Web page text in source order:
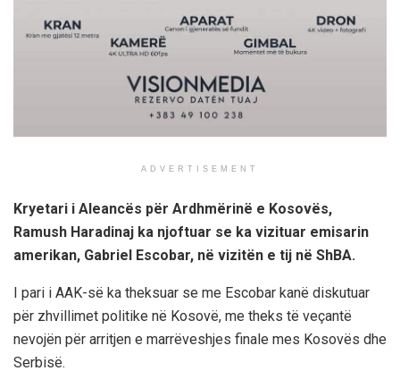
ADVERTISEMENT
Kryetari i Aleancës për Ardhmërinë e Kosovës,
Ramush Haradinaj ka njoftuar se ka vizituar emisarin
amerikan, Gabriel Escobar, në vizitën e tij në ShBA.
I pari i AAK-së ka theksuar se me Escobar kanë diskutuar
për zhvillimet politike në Kosovë, me theks të veçantë
nevojën për arritjen e marrëveshjes finale mes Kosovës dhe
Serbisë.